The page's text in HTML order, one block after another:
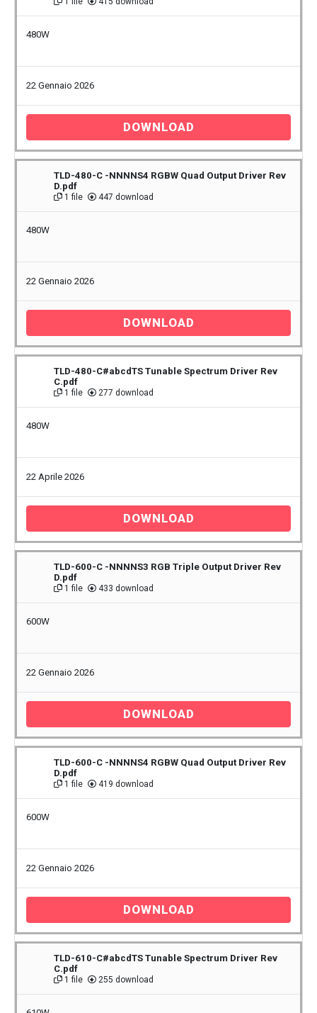
480W
22 Gennaio 2026
DOWNLOAD
TLD-480-C -NNNNS4 RGBW Quad Output Driver Rev
D.pdf
1 file 447 download
480W
22 Gennaio 2026
DOWNLOAD
TLD-480-C#abcdTS Tunable Spectrum Driver Rev
C.pdf
1 file 277 download
480W
22 Aprile 2026
DOWNLOAD
TLD-600-C -NNNNS3 RGB Triple Output Driver Rev
D.pdf
1 file 433 download
600W
22 Gennaio 2026
DOWNLOAD
TLD-600-C -NNNNS4 RGBW Quad Output Driver Rev
D.pdf
1 file 419 download
600W
22 Gennaio 2026
DOWNLOAD
TLD-610-C#abcdTS Tunable Spectrum Driver Rev
C.pdf
1 file 255 download